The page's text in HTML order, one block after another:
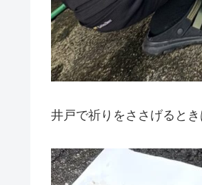
井戸で祈りをささげると